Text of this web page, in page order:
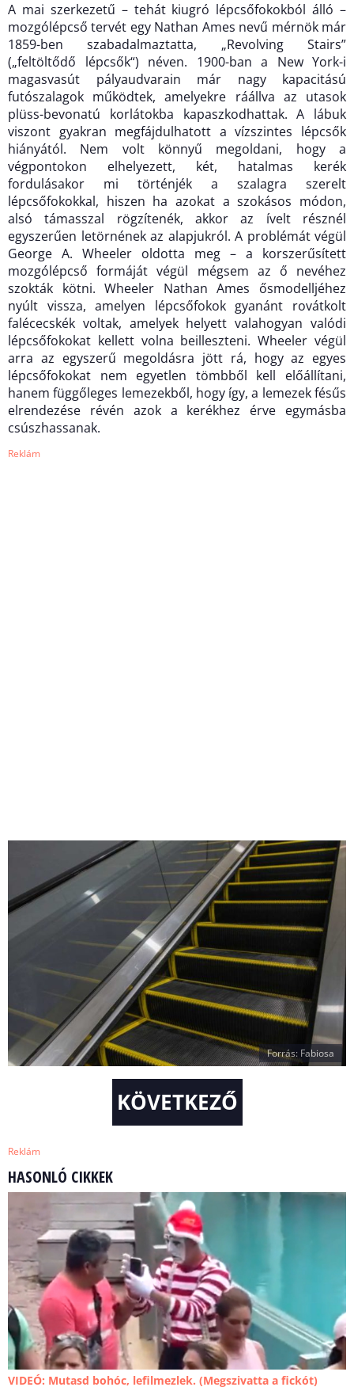
A mai szerkezetű – tehát kiugró lépcsőfokokból álló –
mozgólépcső tervét egy Nathan Ames nevű mérnök már
1859-ben szabadalmaztatta, „Revolving Stairs”
(„feltöltődő lépcsők“) néven. 1900-ban a New York-i
magasvasút pályaudvarain már nagy kapacitású
futószalagok működtek, amelyekre ráállva az utasok
plüss-bevonatú korlátokba kapaszkodhattak. A lábuk
viszont gyakran megfájdulhatott a vízszintes lépcsők
hiányától. Nem volt könnyű megoldani, hogy a
végpontokon elhelyezett, két, hatalmas kerék
fordulásakor mi történjék a szalagra szerelt
lépcsőfokokkal, hiszen ha azokat a szokásos módon,
alsó támasszal rögzítenék, akkor az ívelt résznél
egyszerűen letörnének az alapjukról. A problémát végül
George A. Wheeler oldotta meg – a korszerűsített
mozgólépcső formáját végül mégsem az ő nevéhez
szokták kötni. Wheeler Nathan Ames ősmodelljéhez
nyúlt vissza, amelyen lépcsőfokok gyanánt rovátkolt
falécecskék voltak, amelyek helyett valahogyan valódi
lépcsőfokokat kellett volna beilleszteni. Wheeler végül
arra az egyszerű megoldásra jött rá, hogy az egyes
lépcsőfokokat nem egyetlen tömbből kell előállítani,
hanem függőleges lemezekből, hogy így, a lemezek fésűs
elrendezése révén azok a kerékhez érve egymásba
csúszhassanak.
Reklám
Forrás: Fabiosa
KÖVETKEZŐ
Reklám
HASONLÓ CIKKEK
VIDEÓ: Mutasd bohóc, lefilmezlek. (Megszivatta a fickót)